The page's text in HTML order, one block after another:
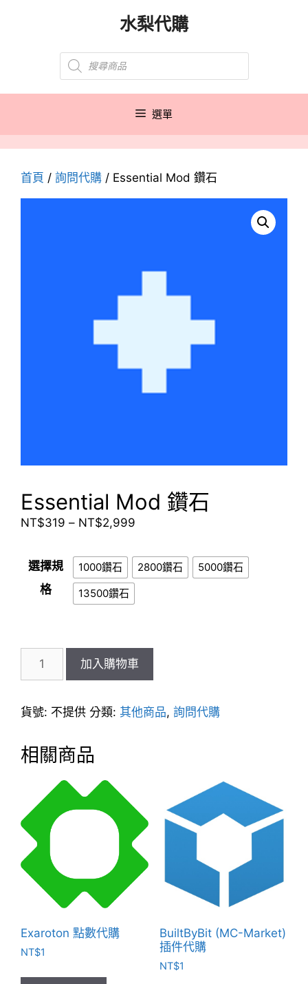
容
水梨代購
Products
search
選單
首頁 / 詢問代購 / Essential Mod 鑽石
Essential Mod 鑽石
NT$319 – NT$2,999
範
圍：
選擇規
格
1000鑽石 2800鑽石
5000鑽石
13500鑽石
Essential
石
量
加入購物車
貨號: 不提供 分類: 其他商品, 詢問代購
相關商品
Exaroton 點數代購
NT$1
BuiltByBit (MC-Market)
插件代購
NT$1